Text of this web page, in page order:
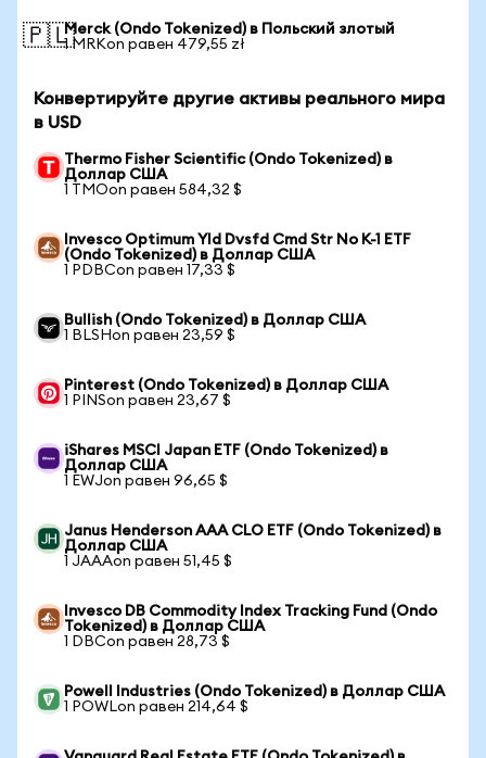
🇵🇱Merck (Ondo Tokenized) в Польский злотый
1 MRKon равен 479,55 zł
Конвертируйте другие активы реального мира
в USD
Thermo Fisher Scientific (Ondo Tokenized) в
Доллар США
1 TMOon равен 584,32 $
Invesco Optimum Yld Dvsfd Cmd Str No K-1 ETF
(Ondo Tokenized) в Доллар США
1 PDBCon равен 17,33 $
Bullish (Ondo Tokenized) в Доллар США
1 BLSHon равен 23,59 $
Pinterest (Ondo Tokenized) в Доллар США
1 PINSon равен 23,67 $
iShares MSCI Japan ETF (Ondo Tokenized) в
Доллар США
1 EWJon равен 96,65 $
Janus Henderson AAA CLO ETF (Ondo Tokenized) в
Доллар США
1 JAAAon равен 51,45 $
Invesco DB Commodity Index Tracking Fund (Ondo
Tokenized) в Доллар США
1 DBCon равен 28,73 $
Powell Industries (Ondo Tokenized) в Доллар США
1 POWLon равен 214,64 $